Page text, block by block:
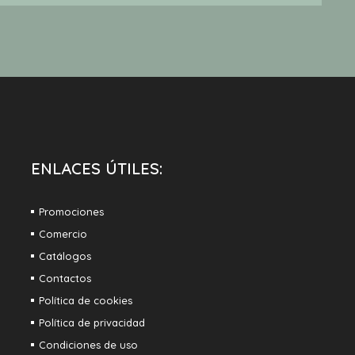
ENLACES ÚTILES:
Promociones
Comercio
Catálogos
Contactos
Política de cookies
Política de privacidad
Condiciones de uso